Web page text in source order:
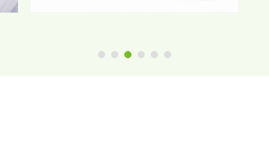
1 2 3 4 5 6